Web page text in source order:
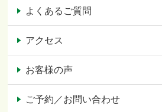
よくあるご質問
アクセス
お客様の声
ご予約／お問い合わせ